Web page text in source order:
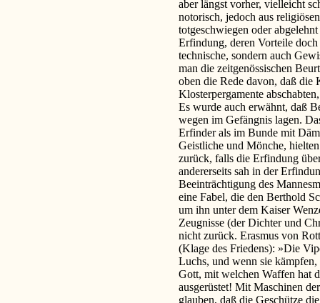
aber längst vorher, vielleicht
notorisch, jedoch aus
totgeschwiegen oder
Erfindung, deren Vorteile
technische, sondern auch
man die zeitgenössischen
oben die Rede davon, daß die
Klosterpergamente
Es wurde auch erwähnt, daß
wegen im Gefängnis lagen.
Erfinder als im Bunde mit
Geistliche und Mönche,
zurück, falls die Erfindung
andererseits sah in der
Beeinträchtigung des
eine Fabel, die den Berthold
um ihn unter dem Kaiser
Zeugnisse (der Dichter und
nicht zurück. Erasmus von
(Klage des Friedens): »Die
Luchs, und wenn sie
Gott, mit welchen Waffen hat
ausgerüstet! Mit Maschinen
glauben, daß die Geschütze